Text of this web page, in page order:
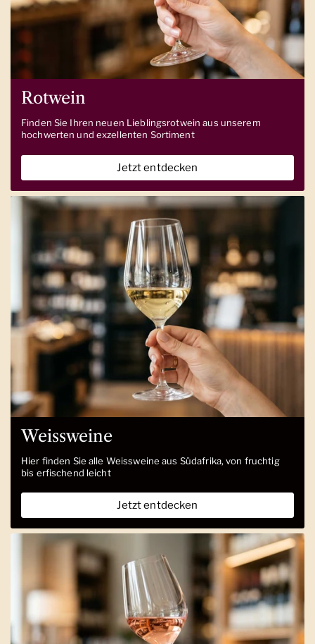
Rotwein
Finden Sie Ihren neuen Lieblingsrotwein aus unserem
hochwerten und exzellenten Sortiment
Jetzt entdecken
Weissweine
Hier finden Sie alle Weissweine aus Südafrika, von fruchtig
bis erfischend leicht
Jetzt entdecken